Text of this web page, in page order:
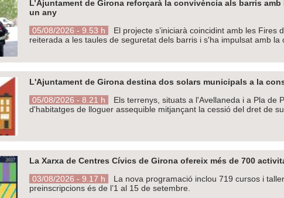
L’Ajuntament de Girona reforçarà la convivència als barris
un any
05/08/2026 - 9.53 h
El projecte s’iniciarà coincidint amb les
reiterada a les taules de seguretat dels barris i s'ha impulsat amb la
L'Ajuntament de Girona destina dos solars municipals a la
05/08/2026 - 8.21 h
Els terrenys, situats a l'Avellaneda i a Pla de
d'habitatges de lloguer assequible mitjançant la cessió del dret de
La Xarxa de Centres Cívics de Girona ofereix més de 700
03/08/2026 - 9.17 h
La nova programació inclou 719 cursos i
preinscripcions és de l’1 al 15 de setembre.